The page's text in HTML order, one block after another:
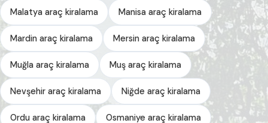
Malatya araç kiralama Manisa araç kiralama
Mardin araç kiralama Mersin araç kiralama
Muğla araç kiralama Muş araç kiralama
Nevşehir araç kiralama Niğde araç kiralama
Ordu araç kiralama Osmaniye araç kiralama